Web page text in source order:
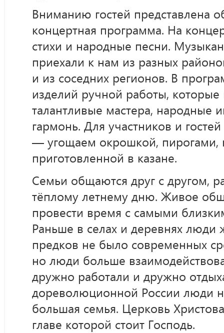
Вниманию гостей представлена
концертная программа. На
стихи и народные песни.
приехали к нам из разных
и из соседних регионов. В
изделий ручной работы, которые
талантливые мастера, народные
гармонь. Для участников и
— угощаем окрошкой, пирогами,
приготовленной в казане.
Семьи общаются друг с другом,
тёплому летнему дню. Живое
провести время с самыми
Раньше в селах и деревнях
предков не было современных
но люди больше
дружно работали и дружно
дореволюционной России люди
большая семья. Церковь
главе которой стоит Господь.